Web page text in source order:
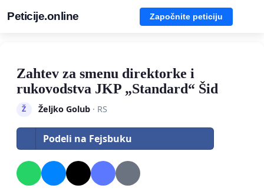
Peticije.online Započnite peticiju
Zahtev za smenu direktorke i
rukovodstva JKP „Standard“ Šid
Ž Željko Golub· RS
Podeli na Fejsbuku